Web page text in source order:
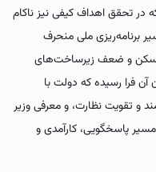
در تحقق اهداف کیفی نیز ناکام
برنامه‌ریزی ملی منحرف
مسکن و ضعف زیرساخت‌های
فرا رسیده که دولت با
و تقویت نظارت، و معرفی وزیر
مسیر پاسخگویی، کارآمدی و